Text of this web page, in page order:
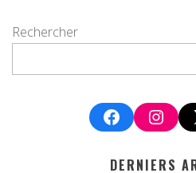
Rechercher
Facebook
DERNIERS